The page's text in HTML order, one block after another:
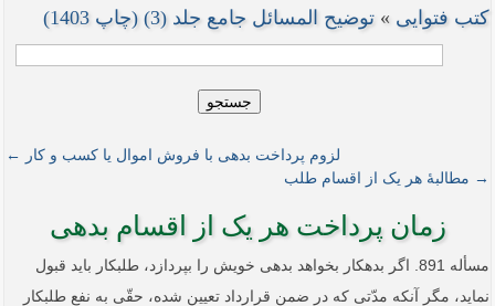
کتب فتوایی » توضیح المسائل جامع جلد (3) (چاپ 1403)
جستجو
لزوم پرداخت بدهی با فروش اموال یا کسب و کار ←
→ مطالبۀ هر یک از اقسام طلب
زمان پرداخت هر یک از اقسام بدهی
مسأله 891. اگر بدهکار بخواهد بدهی خویش را بپردازد، طلبکار باید قبول
نماید، مگر آنکه مدّتی که در ضمن قرارداد تعیین شده، حقّی به نفع طلبکار